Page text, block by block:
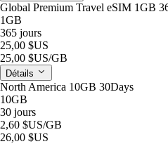
Global Premium Travel eSIM 1GB
1GB
365 jours
25,00 $US
25,00 $US/GB
Détails
North America 10GB 30Days
10GB
30 jours
2,60 $US/GB
26,00 $US